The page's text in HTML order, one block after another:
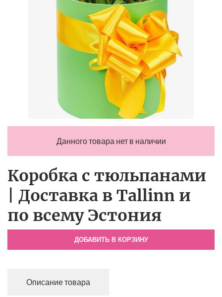
Данного товара нет в наличии
Коробка с тюльпанами
| Доставка в Tallinn и
по всему Эстония
ДОБАВИТЬ В КОРЗИНУ
Описание товара